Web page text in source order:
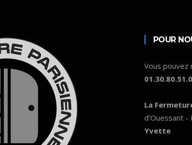
POUR
Vous pouvez
La
d’Ouessant
Yvette